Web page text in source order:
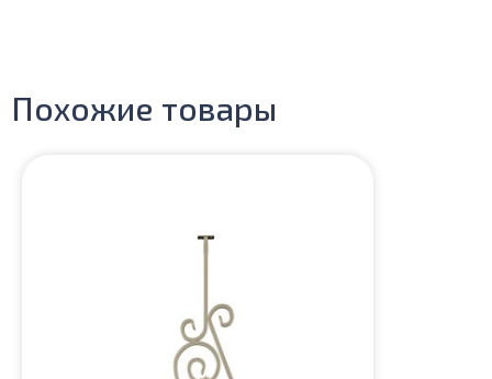
Похожие товары